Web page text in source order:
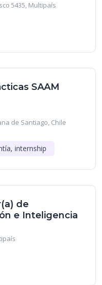
5435, Multipaís
SAAM
de Santiago, Chile
internship
de
e Inteligencia